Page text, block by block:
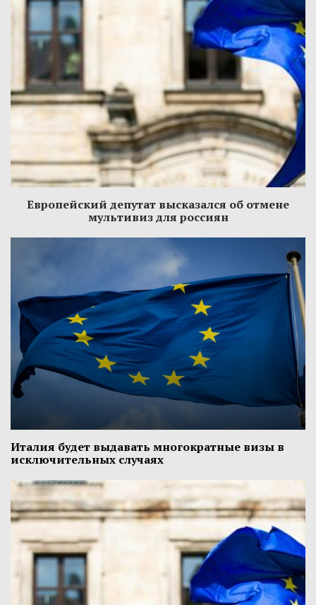
Европейский депутат высказался об отмене
мультивиз для россиян
Италия будет выдавать многократные визы в
исключительных случаях